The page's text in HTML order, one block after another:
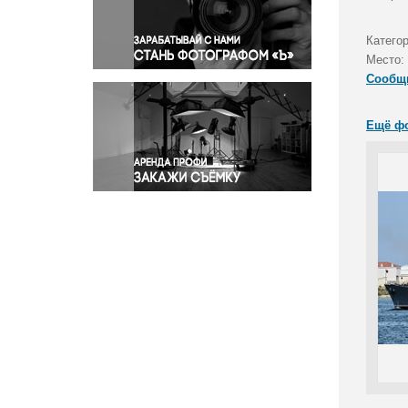
Правосудие
Происшествия и конфликты
Религия
Светская жизнь
Спорт
Экология
Экономика и бизнес
Место:
Ещё